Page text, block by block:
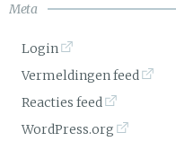
Meta
Login
Vermeldingen feed
Reacties feed
WordPress.org